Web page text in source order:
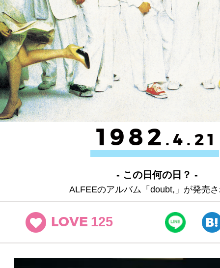
1982 .4.21
- この日何の日？ -
ALFEEのアルバム「doubt,」が発売
LOVE 125